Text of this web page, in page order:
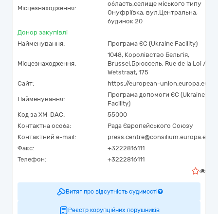
Місцезнаходження:
область,селище міського типу
Онуфріївка, вул.Центральна,
будинок 20
Донор закупівлі
Найменування:
Програма ЄС (Ukraine Facility)
Місцезнаходження:
1048, Королівство Бельгія,
Brussel,Брюссель, Rue de la Loi /
Wetstraat, 175
Сайт:
https://european-union.europa.eu
Найменування:
Програма допомоги ЄС (Ukraine
Facility)
Код за XM-DAC:
55000
Контактна особа:
Рада Європейського Союзу
Контактний e-mail:
press.centre@consilium.europa.eu
Факс:
+3222816111
Телефон:
+3222816111
Витяг про відсутність судимості
Реєстр корупційних порушників